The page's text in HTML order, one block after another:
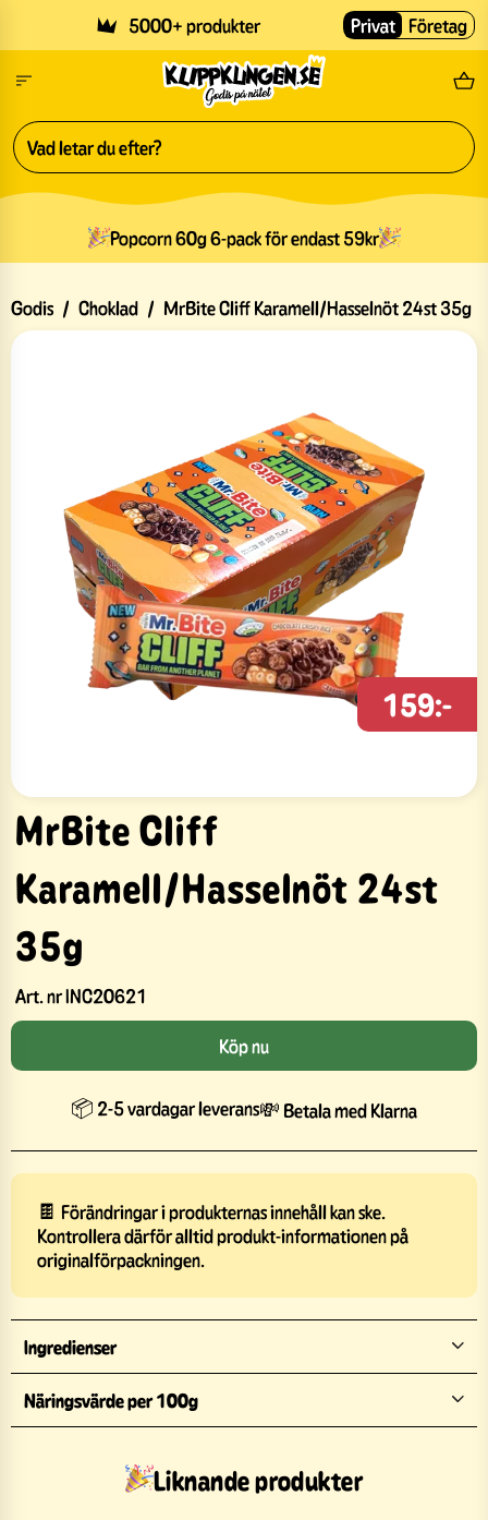
5000+ produkter Fri
Privat Företag
Popcorn 60g 6-pack för endast 59kr
Godis / Choklad / MrBite Cliff Karamell/Hasselnöt 24st 35g
MrBite Cliff
Karamell/Hasselnöt 24st
35g
Art. nrINC20621
159:-
Köp nu
📦 2-5 vardagar leverans💸 Betala med Klarna
🍫 Förändringar i produkternas innehåll kan ske.
Kontrollera därför alltid produkt-informationen på
originalförpackningen.
Ingredienser
Näringsvärde per 100g
Liknande produkter